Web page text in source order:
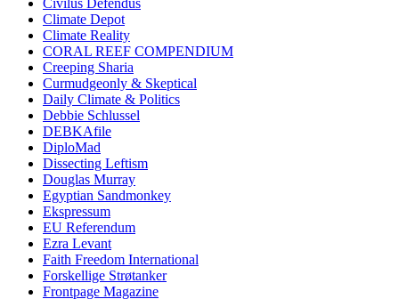
Civilus Defendus
Climate Depot
Climate Reality
CORAL REEF COMPENDIUM
Creeping Sharia
Curmudgeonly & Skeptical
Daily Climate & Politics
Debbie Schlussel
DEBKAfile
DiploMad
Dissecting Leftism
Douglas Murray
Egyptian Sandmonkey
Ekspressum
EU Referendum
Ezra Levant
Faith Freedom International
Forskellige Strøtanker
Frontpage Magazine